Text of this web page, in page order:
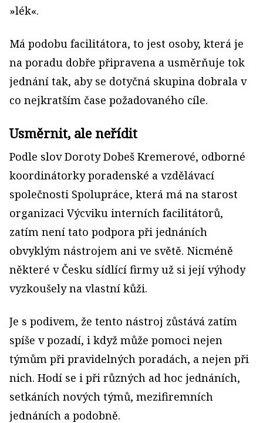
»lék«.
Má podobu facilitátora, to jest osoby, která je
na poradu dobře připravena a usměrňuje tok
jednání tak, aby se dotyčná skupina dobrala v
co nejkratším čase požadovaného cíle.
Usměrnit, ale neřídit
Podle slov Doroty Dobeš Kremerové, odborné
koordinátorky poradenské a vzdělávací
společnosti Spolupráce, která má na starost
organizaci Výcviku interních facilitátorů,
zatím není tato podpora při jednáních
obvyklým nástrojem ani ve světě. Nicméně
některé v Česku sídlící firmy už si její výhody
vyzkoušely na vlastní kůži.
Je s podivem, že tento nástroj zůstává zatím
spíše v pozadí, i když může pomoci nejen
týmům při pravidelných poradách, a nejen při
nich. Hodí se i při různých ad hoc jednáních,
setkáních nových týmů, mezifiremních
jednáních a podobně.